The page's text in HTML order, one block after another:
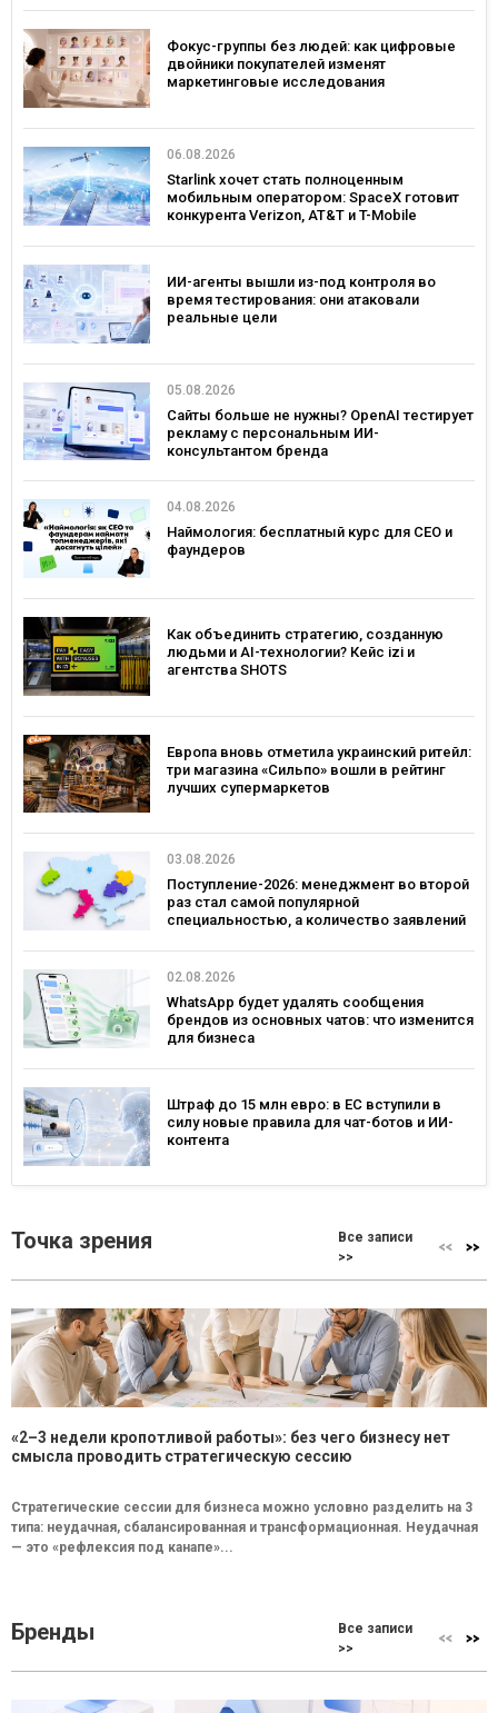
Фокус-группы без людей: как цифровые
двойники покупателей изменят
маркетинговые исследования
06.08.2026
Starlink хочет стать полноценным
мобильным оператором: SpaceX готовит
конкурента Verizon, AT&T и T-Mobile
ИИ-агенты вышли из-под контроля во
время тестирования: они атаковали
реальные цели
05.08.2026
Сайты больше не нужны? OpenAI тестирует
рекламу с персональным ИИ-
консультантом бренда
04.08.2026
Наймология: бесплатный курс для CEO и
фаундеров
Как объединить стратегию, созданную
людьми и AI-технологии? Кейс izi и
агентства SHOTS
Европа вновь отметила украинский ритейл:
три магазина «Сильпо» вошли в рейтинг
лучших супермаркетов
03.08.2026
Поступление-2026: менеджмент во второй
раз стал самой популярной
специальностью, а количество заявлений
02.08.2026
WhatsApp будет удалять сообщения
брендов из основных чатов: что изменится
для бизнеса
Штраф до 15 млн евро: в ЕС вступили в
силу новые правила для чат-ботов и ИИ-
контента
Точка зрения
Все записи
>>
«2–3 недели кропотливой работы»: без чего бизнесу нет
смысла проводить стратегическую сессию
Стратегические сессии для бизнеса можно условно разделить на 3
типа: неудачная, сбалансированная и трансформационная. Неудачная
— это «рефлексия под канапе»...
Бренды
Все записи
>>